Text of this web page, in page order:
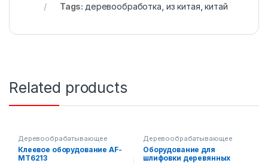
Tags: деревообработка из китая ,китай
Related products
Деревообрабатывающее
оборудование
Клеевое оборудование AF-
MT6213
Деревообрабатывающее
оборудование
Оборудование для
шлифовки деревянных